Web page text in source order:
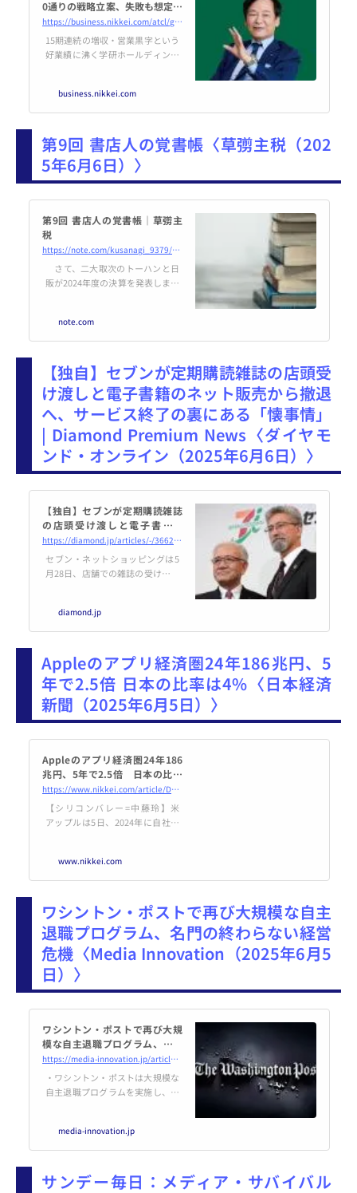
0通りの戦略立案、失敗も想定せ
よ」
https://business.nikkei.com/atcl/gen/19/00607/053000053/
15期連続の増収・営業黒字という
好業績に沸く学研ホールディング
を味わった。防衛大出身という異
色の経歴を持つ宮原博昭社長はい
business.nikkei.com
第9回 書店人の覚書帳〈草彅主税（202
5年6月6日）〉
第9回 書店人の覚書帳｜草彅主
税
https://note.com/kusanagi_9379/n/ne15ed756c50a
さて、二大取次のトーハンと日
販が2024年度の決算を発表しまし
苦」 - 日本経済新聞出版取次大手
の日販グループホールディングス
た2025年3月期の連結決算は、本
業の取次事業www.nikkei.com
「第1回 書店人の覚書帳」では、
昨年9月末の中間決算について、
書きました。
note.com
【独自】セブンが定期購読雑誌の店頭受
け渡しと電子書籍のネット販売から撤退
へ、サービス終了の裏にある「懐事情」
| Diamond Premium News〈ダイヤモ
ンド・オンライン（2025年6月6日）〉
【独自】セブンが定期購読雑誌
の店頭受け渡しと電子書籍の
ネット販売から撤退へ、サービ
ス終了の裏にある「懐事情」
https://diamond.jp/articles/-/366201
セブン・ネットショッピングは5
月28日、店舗での雑誌の受け取り
ンド編集部の取材によると電子書
籍サービスからも撤退し、外部サ
ことがわかった。サービス終了の
裏にある、トーハンとセブン双方
の懐事情を詳報する。
diamond.jp
Appleのアプリ経済圏24年186兆円、5
年で2.5倍 日本の比率は4%〈日本経済
新聞（2025年6月5日）〉
Appleのアプリ経済圏24年186
兆円、5年で2.5倍 日本の比率
は4% - 日本経済新聞
https://www.nikkei.com/article/DGXZQOGN051RL0V00C25A6000000/
【シリコンバレー=中藤玲】米
アップルは5日、2024年に自社の
ビスの売上高の合計が、19年に比
べて2.5倍の1兆3000億ドル（約18
した。料理宅配やアプリ内広告が
伸びた。米アナリシスグループな
どが分析した。総額のうち中国が
4割、米国が3割を占め、日本は約
4%の約470億ドルだった。日本は
小売りや旅行関連
www.nikkei.com
ワシントン・ポストで再び大規模な自主
退職プログラム、名門の終わらない経営
危機〈Media Innovation（2025年6月5
日）〉
ワシントン・ポストで再び大規
模な自主退職プログラム、名門
の終わらない経営危機 | Media I
nnovation / デジタルメディア
のイノベーションを加速させる
https://media-innovation.jp/article/2025/06/05/142517.html
・ワシントン・ポストは大規模な
自主退職プログラムを実施し、人
経営危機が深刻化している ・経営
陣の不安定さや戦略の迷走が社内
media-innovation.jp
サンデー毎日：メディア・サバイバル